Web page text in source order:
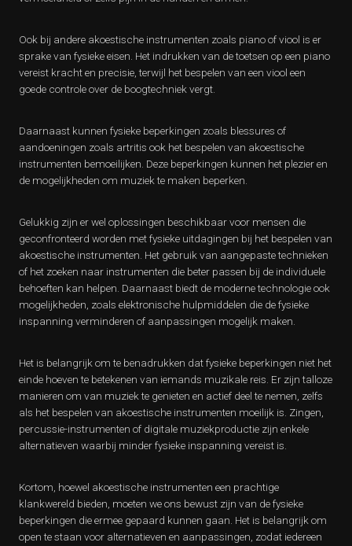
Ook bij andere akoestische instrumenten zoals piano of viool is er
sprake van fysieke eisen. Het indrukken van de toetsen op een piano
vereist kracht en precisie, terwijl het bespelen van een viool een
goede controle over de boogtechniek vergt.
Daarnaast kunnen fysieke beperkingen zoals blessures of
aandoeningen zoals artritis ook het bespelen van akoestische
instrumenten bemoeilijken. Deze beperkingen kunnen het plezier en
de mogelijkheden om muziek te maken beperken.
Gelukkig zijn er wel oplossingen beschikbaar voor mensen die
geconfronteerd worden met fysieke uitdagingen bij het bespelen van
akoestische instrumenten. Het gebruik van aangepaste technieken
of het zoeken naar instrumenten die beter passen bij de individuele
behoeften kan helpen. Daarnaast biedt de moderne technologie ook
mogelijkheden, zoals elektronische hulpmiddelen die de fysieke
inspanning verminderen of aanpassingen mogelijk maken.
Het is belangrijk om te benadrukken dat fysieke beperkingen niet het
einde hoeven te betekenen van iemands muzikale reis. Er zijn talloze
manieren om van muziek te genieten en actief deel te nemen, zelfs
als het bespelen van akoestische instrumenten moeilijk is. Zingen,
percussie-instrumenten of digitale muziekproductie zijn enkele
alternatieven waarbij minder fysieke inspanning vereist is.
Kortom, hoewel akoestische instrumenten een prachtige
klankwereld bieden, moeten we ons bewust zijn van de fysieke
beperkingen die ermee gepaard kunnen gaan. Het is belangrijk om
open te staan voor alternatieven en aanpassingen, zodat iedereen